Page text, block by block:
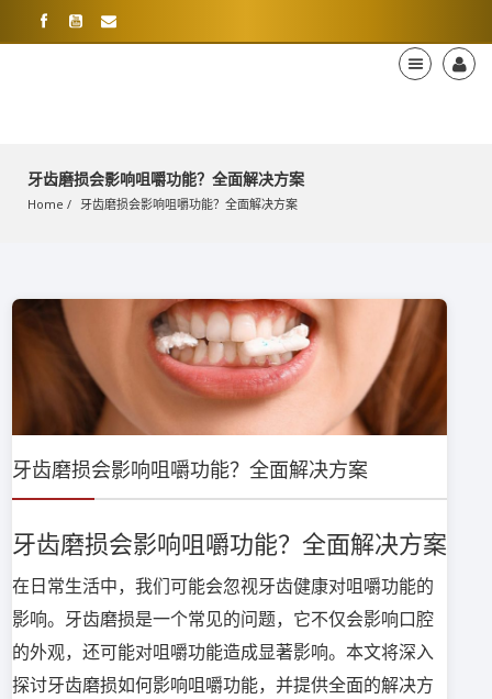
牙齿磨损会影响咀嚼功能？全面解决方案
Home 牙齿磨损会影响咀嚼功能？全面解决方案
牙齿磨损会影响咀嚼功能？全面解决方案
牙齿磨损会影响咀嚼功能？全面解决方案
在日常生活中，我们可能会忽视牙齿健康对咀嚼功能的
影响。牙齿磨损是一个常见的问题，它不仅会影响口腔
的外观，还可能对咀嚼功能造成显著影响。本文将深入
探讨牙齿磨损如何影响咀嚼功能，并提供全面的解决方